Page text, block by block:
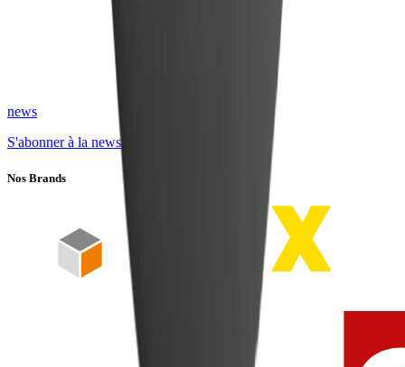
news
S'abonner à la newsletter
Nos Brands